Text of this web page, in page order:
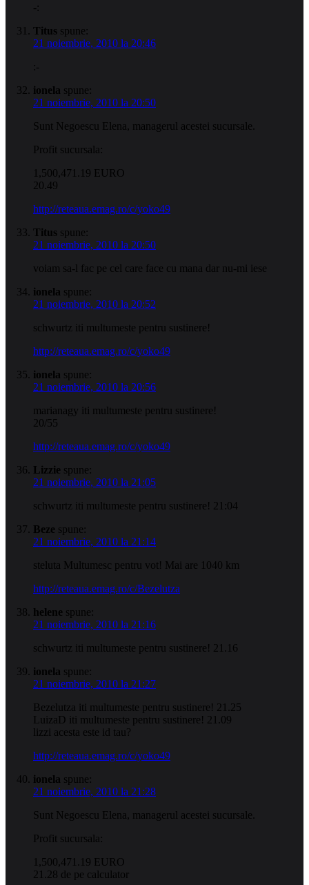
-:
Titus spune:
21 noiembrie, 2010 la 20:46
:-
ionela spune:
21 noiembrie, 2010 la 20:50
Sunt Negoescu Elena, managerul acestei sucursale.
Profit sucursala:
1,500,471.19 EURO
20.49
http://reteaua.emag.ro/c/yoko49
Titus spune:
21 noiembrie, 2010 la 20:50
voiam sa-l fac pe cel care face cu mana dar nu-mi iese
ionela spune:
21 noiembrie, 2010 la 20:52
schwurtz iti multumeste pentru sustinere!
http://reteaua.emag.ro/c/yoko49
ionela spune:
21 noiembrie, 2010 la 20:56
marianagy iti multumeste pentru sustinere!
20/55
http://reteaua.emag.ro/c/yoko49
Lizzie spune:
21 noiembrie, 2010 la 21:05
schwurtz iti multumeste pentru sustinere! 21:04
Beze spune:
21 noiembrie, 2010 la 21:14
steluta Multumesc pentru vot! Mai are 1040 km
http://reteaua.emag.ro/c/Bezelutza
helene spune:
21 noiembrie, 2010 la 21:16
schwurtz iti multumeste pentru sustinere! 21.16
ionela spune:
21 noiembrie, 2010 la 21:27
Bezelutza iti multumeste pentru sustinere! 21.25
LuizaD iti multumeste pentru sustinere! 21.09
lizzi acesta este id tau?
http://reteaua.emag.ro/c/yoko49
ionela spune:
21 noiembrie, 2010 la 21:28
Sunt Negoescu Elena, managerul acestei sucursale.
Profit sucursala:
1,500,471.19 EURO
21.28 de pe calculator